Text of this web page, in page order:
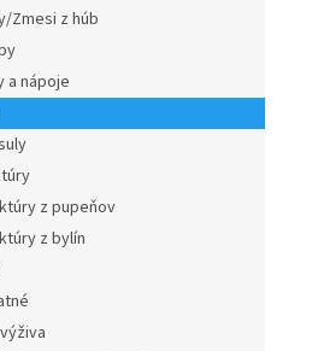
Zmesi z húb
a nápoje
z pupeňov
z bylín